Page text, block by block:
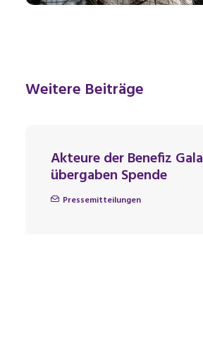
Weitere Beiträge
Akteure der Benefiz Gala
übergaben Spende
Pressemitteilungen